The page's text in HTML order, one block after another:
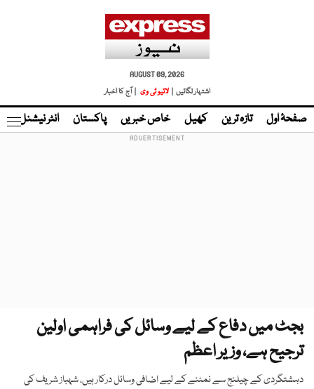
AUGUST 09, 2026
اشتہار لگائیں |
لائیو ٹی وی | آج کا اخبار
صفحۂ اول تازہ ترین کھیل خاص خبریں پاکستان انٹر نیشنل
بجٹ میں دفاع کے لیے وسائل کی فراہمی اولین
ترجیح ہے، وزیر اعظم
دہشتگردی کے چیلنج سے نمٹنے کے لیے اضافی وسائل درکار ہیں، شہباز شریف کی